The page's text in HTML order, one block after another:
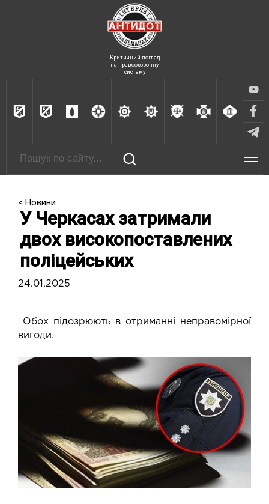
Критичний погляд
на правоохоронну
систему
< Новини
У Черкасах затримали
двох високопоставлених
поліцейських
24.01.2025
Обох підозрюють в отриманні неправомірної
вигоди.